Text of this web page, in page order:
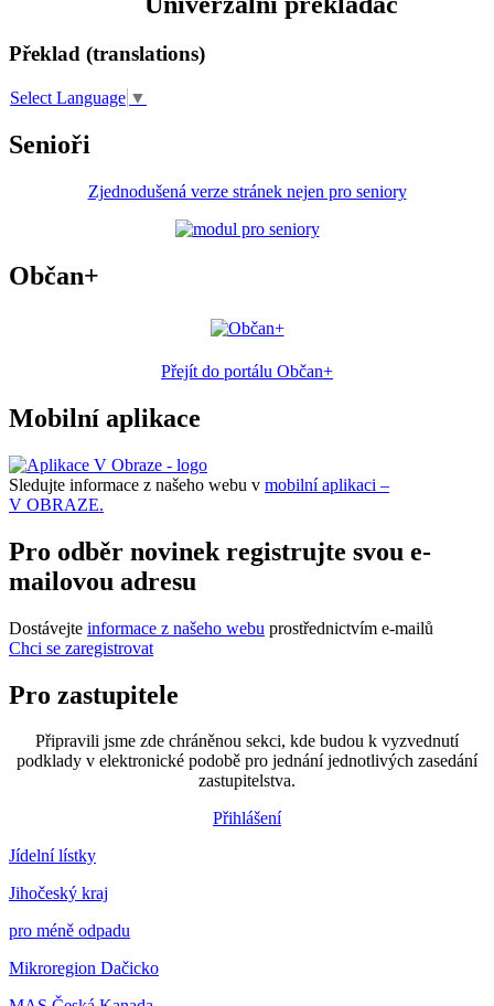
Překlad (translations)
Select Language ▼
Senioři
Zjednodušená verze stránek nejen pro seniory
Občan+
Přejít do portálu Občan+
Mobilní aplikace
Sledujte informace z našeho webu v mobilní aplikaci –
V OBRAZE.
Pro odběr novinek registrujte svou e-
mailovou adresu
Dostávejte informace z našeho webu prostřednictvím e-mailů
Chci se zaregistrovat
Pro zastupitele
Připravili jsme zde chráněnou sekci, kde budou k vyzvednutí
podklady v elektronické podobě pro jednání jednotlivých zasedání
zastupitelstva.
Přihlášení
Jídelní lístky
Jihočeský kraj
pro méně odpadu
Mikroregion Dačicko